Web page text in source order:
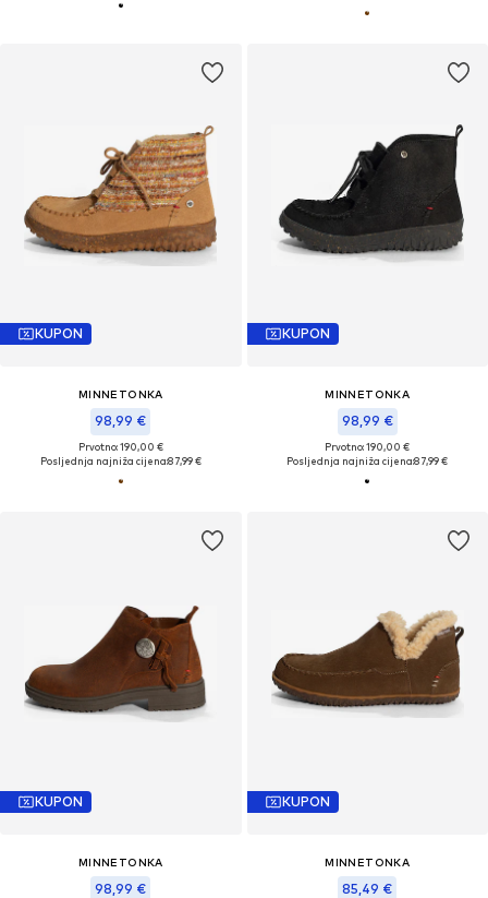
KUPON
MINNETONKA
98,99 €
Prvotno: 190,00 €
Posljednja najniža cijena:87,99 €
KUPON
MINNETONKA
98,99 €
Prvotno: 190,00 €
Posljednja najniža cijena:87,99 €
KUPON
MINNETONKA
98,99 €
KUPON
MINNETONKA
85,49 €